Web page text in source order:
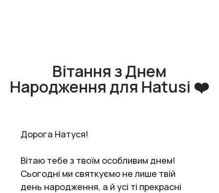
Вітання з Днем
Народження для Нatusі ❤️
Дорога Натуся!
Вітаю тебе з твоїм особливим днем!
Сьогодні ми святкуємо не лише твій
день народження, а й усі ті прекрасні